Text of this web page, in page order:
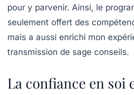
pour y parvenir. Ainsi, le
seulement offert des
mais a aussi enrichi mon
transmission de sage conseils.
La confiance en soi